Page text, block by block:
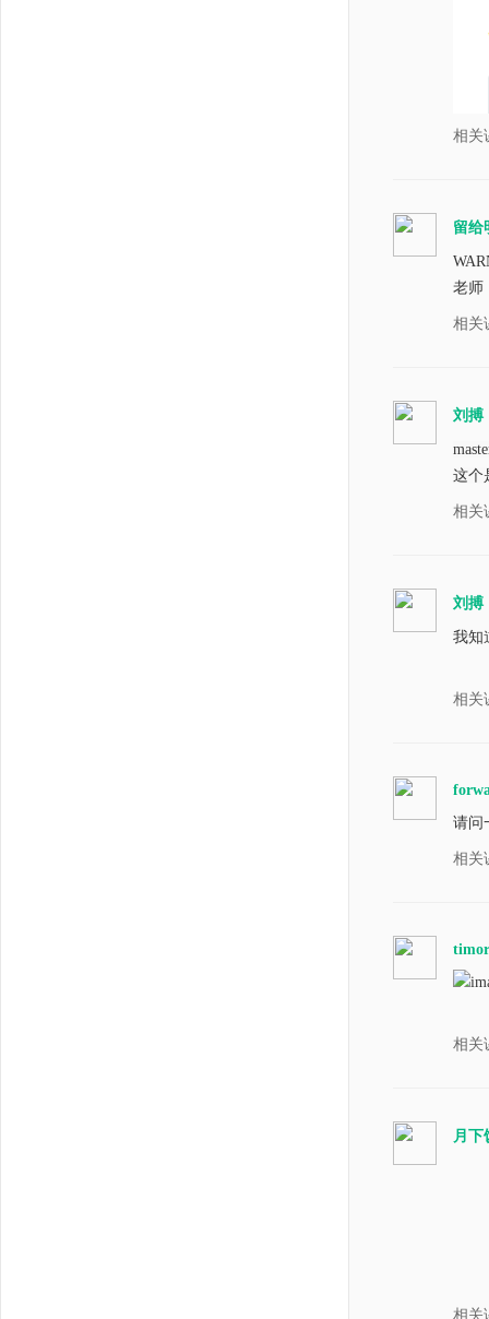
相关
留给
老师
相关
刘搏
这个
相关
刘搏
我知
相关
请问
相关
timor
相关
月下
相关